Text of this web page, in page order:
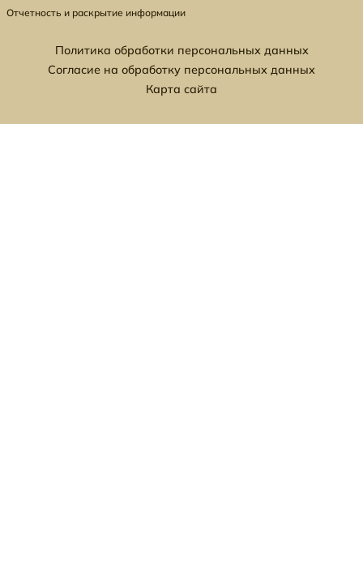
Отчетность и раскрытие информации
Политика обработки персональных данных
Согласие на обработку персональных данных
Карта сайта